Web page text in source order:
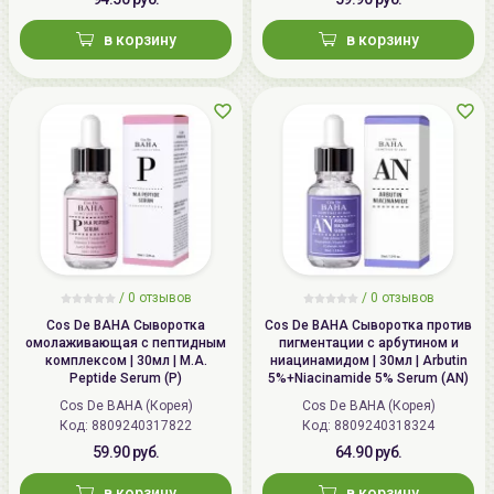
также в области вокруг глаз и губ. Наносите
сыворотку с витамином С в разные дни с
и пептидами
в корзину в корзину
/ 0 отзывов
Cos De BAHA Сыворотка
омолаживающая с пептидным
комплексом | 30мл | M.A.
Peptide Serum (P)
Cos De BAHA (Корея)
Код: 8809240317822
59.90 руб.
/ 0 отзывов
Cos De BAHA Сыворотка против
пигментации с арбутином и
ниацинамидом | 30мл | Arbutin
5%+Niacinamide 5% Serum (AN)
Cos De BAHA (Корея)
Код: 8809240318324
64.90 руб.